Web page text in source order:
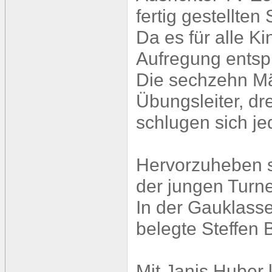
fertig gestellten
Da es für alle
Aufregung
Die sechzehn
Übungsleiter,
schlugen sich
Hervorzuheben
der jungen
In der
belegte Steffen